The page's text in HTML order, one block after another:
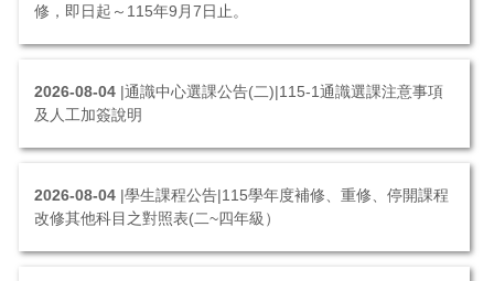
修，即日起～115年9月7日止。
2026-08-04 |通識中心選課公告(二)|115-1通識選課注意事項
及人工加簽說明
2026-08-04 |學生課程公告|115學年度補修、重修、停開課程
改修其他科目之對照表(二~四年級）